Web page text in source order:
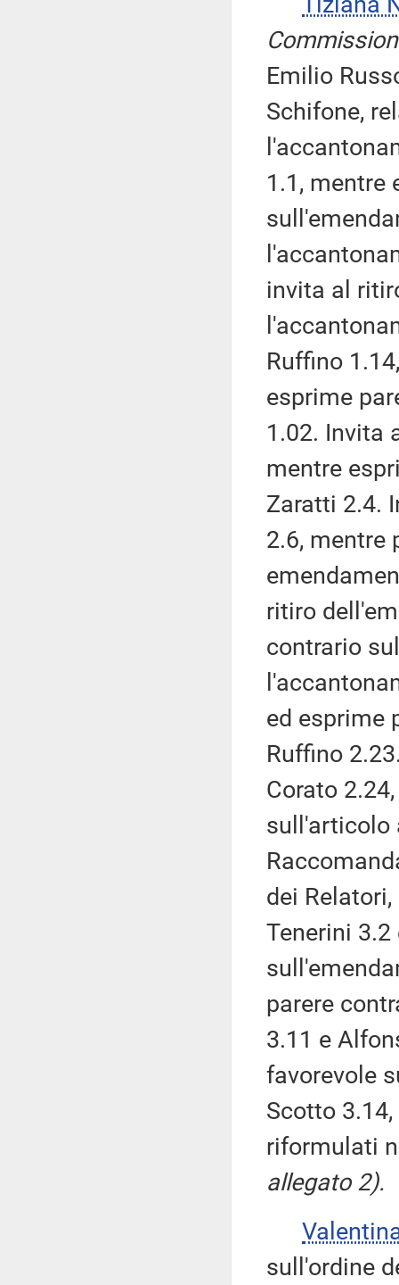
Emilio
Schifone,
1.1, mentre
invita al
Ruffino
esprime
1.02. Invita
mentre
Zaratti 2.4.
2.6, mentre
ritiro
contrario
ed esprime
Ruffino
Corato
sull'articolo
dei
Tenerini
parere
3.11 e
favorevole
Scotto
riformulati
allegato 2).
sull'ordine